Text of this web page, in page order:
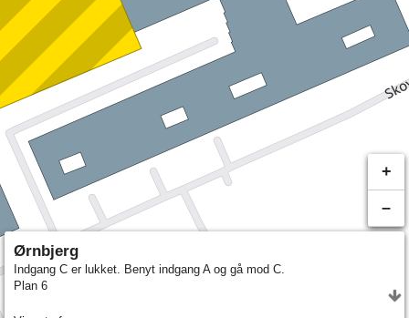
+
–
Ørnbjerg
Indgang C er lukket. Benyt indgang A og gå mod C.
Plan 6